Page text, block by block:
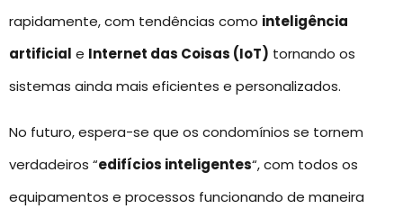
rapidamente, com tendências como inteligência
artificial e Internet das Coisas (IoT) tornando os
sistemas ainda mais eficientes e personalizados.
No futuro, espera-se que os condomínios se tornem
verdadeiros “edifícios inteligentes“, com todos os
equipamentos e processos funcionando de maneira